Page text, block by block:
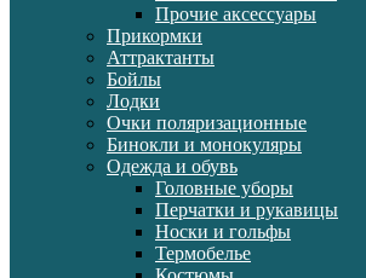
Прочие аксессуары
Прикормки
Аттрактанты
Бойлы
Лодки
Очки поляризационные
Бинокли и монокуляры
Одежда и обувь
Головные уборы
Перчатки и рукавицы
Носки и гольфы
Термобелье